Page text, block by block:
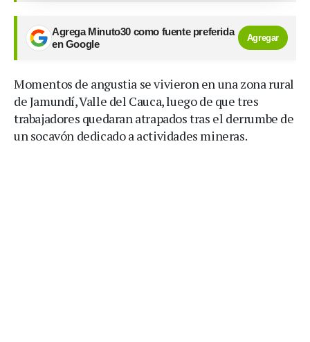
Agrega Minuto30 como fuente preferida
en Google
Agregar
Momentos de angustia se vivieron en una zona rural
de Jamundí, Valle del Cauca, luego de que tres
trabajadores quedaran atrapados tras el derrumbe de
un socavón dedicado a actividades mineras.